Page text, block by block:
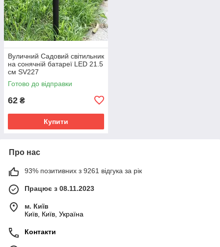
Вуличний Садовий світильник
на сонячній батареї LED 21.5
см SV227
Готово до відправки
62 ₴
Купити
Про нас
93% позитивних з 9261 відгука за рік
Працює з 08.11.2023
м. Київ
Київ, Київ, Україна
Контакти